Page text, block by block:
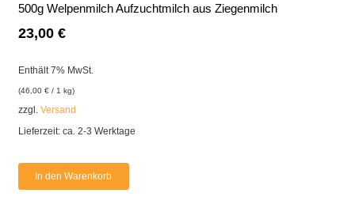
500g Welpenmilch Aufzuchtmilch aus Ziegenmilch
23,00 €
Enthält 7% MwSt.
(46,00 €/ 1 kg)
zzgl. Versand
Lieferzeit: ca. 2-3 Werktage
In den Warenkorb